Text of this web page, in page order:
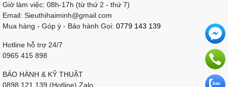
Giờ làm việc: 08h-17h (từ thứ 2 - thứ 7)
Email: Sieuthihaiminh@gmail.com
Mua hàng - Góp ý - Bảo hành Gọi: 0779 143 139
Hotline hỗ trợ 24/7
0965 415 898
BẢO HÀNH & KỸ THUẬT
0898 121 139 (Hotline) Zalo